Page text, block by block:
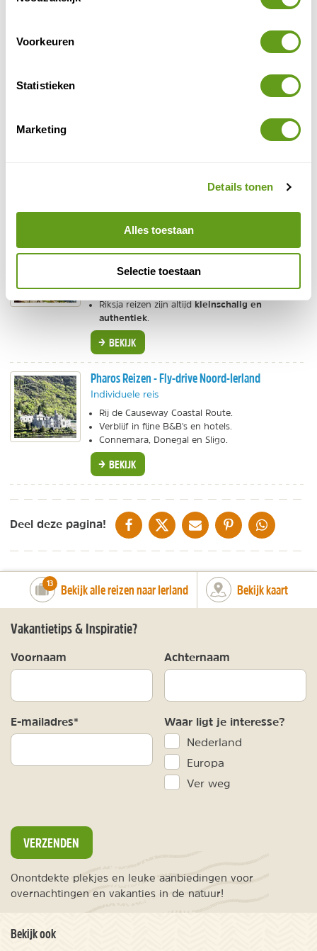
Voorkeuren
Statistieken
Marketing
Details tonen
Alles toestaan
Selectie toestaan
Diverse aanbieders in één overzicht.
Individuele rondreizen, met persoonlijk advies.
Vakanties in diverse Ierse regio's.
Riksja reizen zijn altijd kleinschalig en
authentiek
BEKIJK
Pharos Reizen - Fly-drive Noord-Ierland
Individuele reis
Rij de Causeway Coastal Route.
Verblijf in fijne B&B's en hotels.
Connemara, Donegal en Sligo.
BEKIJK
Deel deze pagina! DELEN OP FACEBOOK
DELEN OP XDELEN VIA DE MAIL
DELEN OP PINTEREST
DELEN OP
number_of_trips:
13 Bekijk alle reizen naar Ierland Bekijk kaart
Vakantietips & Inspiratie?
Voornaam Achternaam
E-mailadres* Waar ligt je interesse?
Nederland
Europa
Ver weg
VERZENDEN
Onontdekte plekjes en leuke aanbiedingen voor
overnachtingen en vakanties in de natuur!
Bekijk ook